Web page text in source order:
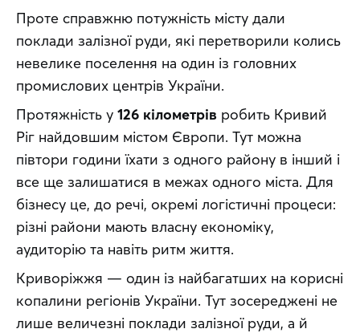
Проте справжню потужність місту дали
поклади залізної руди, які перетворили колись
невелике поселення на один із головних
промислових центрів України.
Протяжність у 126 кілометрів робить Кривий
Ріг найдовшим містом Європи. Тут можна
півтори години їхати з одного району в інший і
все ще залишатися в межах одного міста. Для
бізнесу це, до речі, окремі логістичні процеси:
різні райони мають власну економіку,
аудиторію та навіть ритм життя.
Криворіжжя — один із найбагатших на корисні
копалини регіонів України. Тут зосереджені не
лише величезні поклади залізної руди, а й